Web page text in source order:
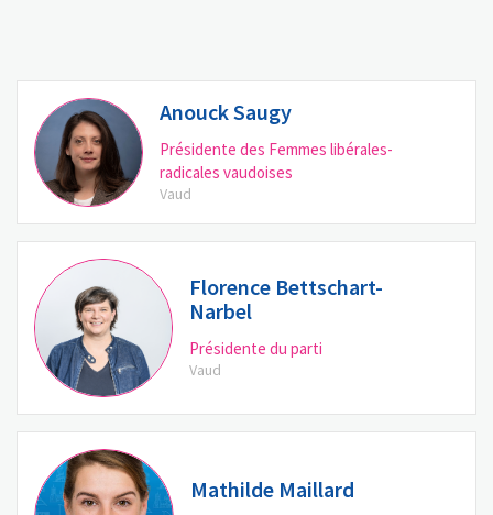
Anouck Saugy
Présidente des Femmes libérales-
radicales vaudoises
Vaud
Florence Bettschart-
Narbel
Présidente du parti
Vaud
Mathilde Maillard